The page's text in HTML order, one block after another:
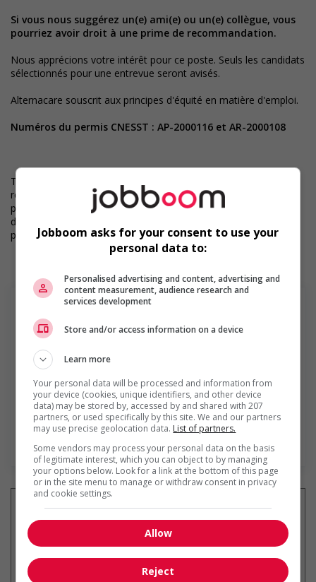
Si vous nous suggérez un(e) ami(e) ou un(e) collègue, vous
pourriez avoir droit à une prime de recommandation.
Nous apprécions votre intérêt pour ce poste. Seuls les candidats
sélectionnés pour une entrevue seront avisés.
Alternacare souscrit aux principes d'équité en matière d'emploi.
Numéros du permis CNESST : AP-2000116 et AR-2000108
Toutes les candidatures sont examinées par notre équipe de
recrutement, et les décisions d’embauche sont prises par des
personnes. Nous pouvons également utiliser des outils dotés
d’intelligence artificielle pour soutenir certaines étapes du
processus d’examen des candidatures.
Services de Gestion Quantum Ltée
Depuis sa fondation à Montréal en 1968, Quantum a
acquis une renommée enviable et est devenue le
partenaire de ressources humaines de choix des
entreprises privées ou du domaine public. Notre mission
d’excellence et notre engagement indéfectible...
En savoir plus
par courriel
Jobboom asks for your consent to use your
personal data to:
Personalised advertising and content, advertising and
content measurement, audience research and
services development
Store and/or access information on a device
Learn more
Your personal data will be processed and information from
your device (cookies, unique identifiers, and other device
data) may be stored by, accessed by and shared with 207
partners, or used specifically by this site. We and our partners
may use precise geolocation data. List of partners.
Some vendors may process your personal data on the basis
of legitimate interest, which you can object to by managing
your options below. Look for a link at the bottom of this page
or in the site menu to manage or withdraw consent in privacy
and cookie settings.
Allow
Reject